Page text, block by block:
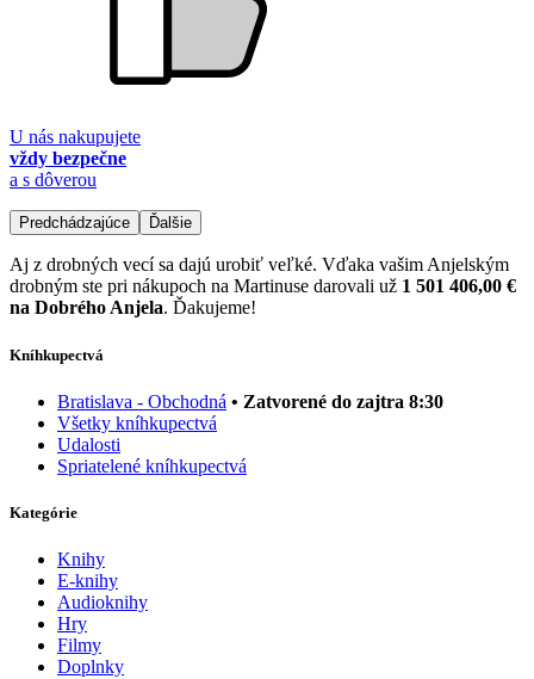
U nás nakupujete
vždy bezpečne
a s dôverou
Predchádzajúce Ďalšie
Aj z drobných vecí sa dajú urobiť veľké. Vďaka vašim Anjelským
drobným ste pri nákupoch na Martinuse darovali už 1 501 406,00 €
na Dobrého Anjela. Ďakujeme!
Kníhkupectvá
Bratislava - Obchodná • Zatvorené do zajtra 8:30
Všetky kníhkupectvá
Udalosti
Spriatelené kníhkupectvá
Kategórie
Knihy
E-knihy
Audioknihy
Hry
Filmy
Doplnky